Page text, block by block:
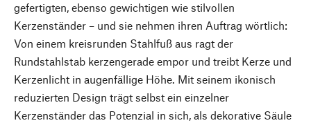
gefertigten, ebenso gewichtigen wie stilvollen
Kerzenständer – und sie nehmen ihren Auftrag wörtlich:
Von einem kreisrunden Stahlfuß aus ragt der
Rundstahlstab kerzengerade empor und treibt Kerze und
Kerzenlicht in augenfällige Höhe. Mit seinem ikonisch
reduzierten Design trägt selbst ein einzelner
Kerzenständer das Potenzial in sich, als dekorative Säule